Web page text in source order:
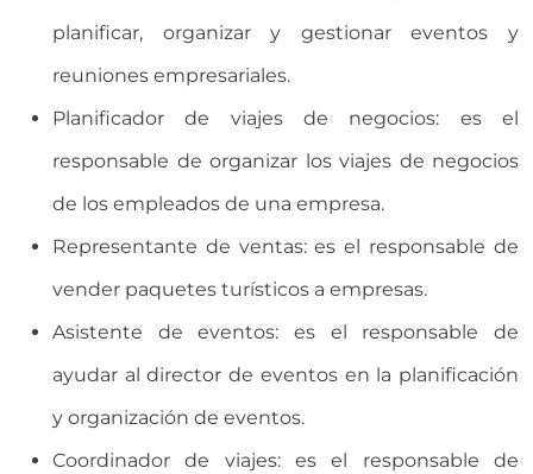
planificar, organizar y gestionar eventos y
reuniones empresariales.
Planificador de viajes de negocios: es el
responsable de organizar los viajes de negocios
de los empleados de una empresa.
Representante de ventas: es el responsable de
vender paquetes turísticos a empresas.
Asistente de eventos: es el responsable de
ayudar al director de eventos en la planificación
y organización de eventos.
Coordinador de viajes: es el responsable de